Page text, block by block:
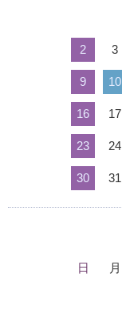
2 3
9 10
16 17
23 24
30 31
日 月